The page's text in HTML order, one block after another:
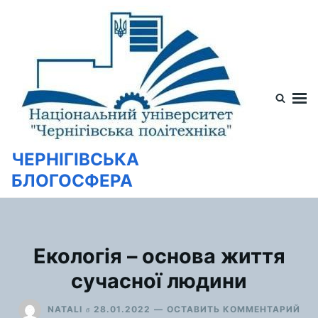
содержимому
ЧЕРНІГІВСЬКА
БЛОГОСФЕРА
Екологія – основа життя
сучасної людини
NATALI в 28.01.2022 ОСТАВИТЬ КОММЕНТАРИЙ